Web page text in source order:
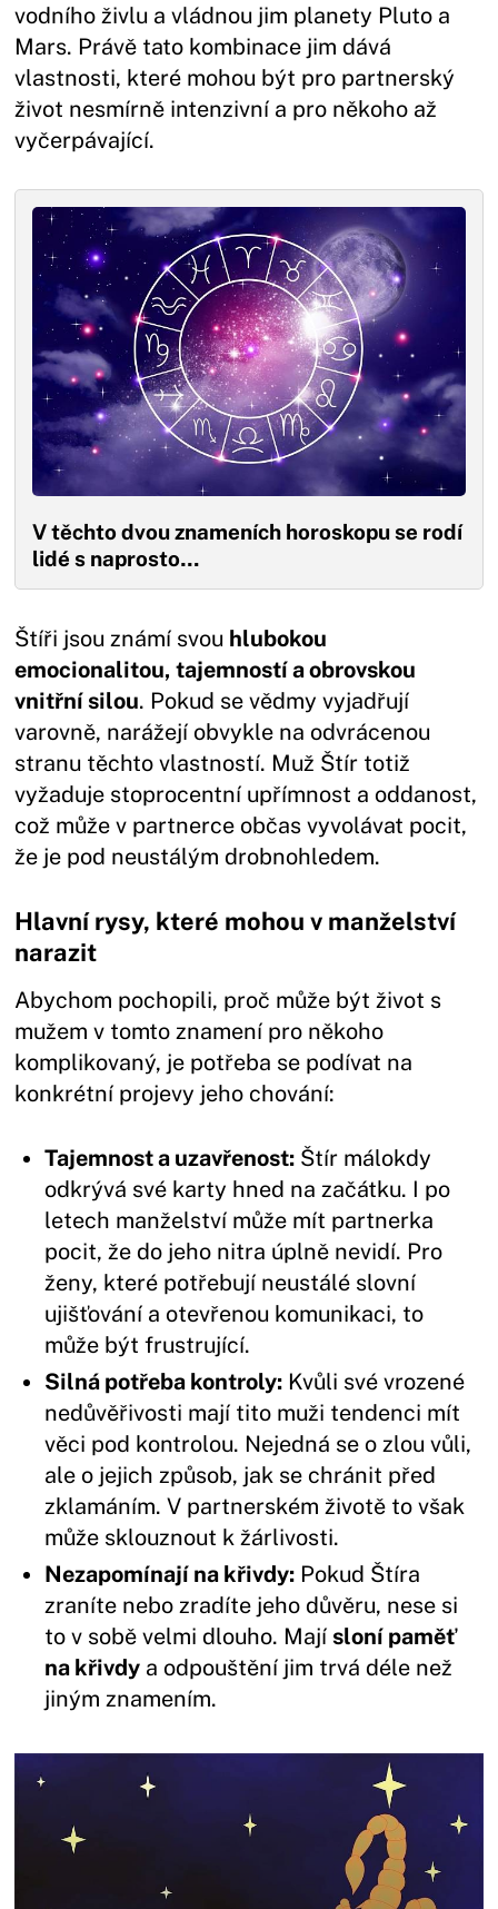
vodního živlu a vládnou jim planety Pluto a
Mars. Právě tato kombinace jim dává
vlastnosti, které mohou být pro partnerský
život nesmírně intenzivní a pro někoho až
vyčerpávající.
V těchto dvou znameních horoskopu se rodí
lidé s naprosto…
Štíři jsou známí svou hlubokou
emocionalitou, tajemností a obrovskou
vnitřní silou. Pokud se vědmy vyjadřují
varovně, narážejí obvykle na odvrácenou
stranu těchto vlastností. Muž Štír totiž
vyžaduje stoprocentní upřímnost a oddanost,
což může v partnerce občas vyvolávat pocit,
že je pod neustálým drobnohledem.
Hlavní rysy, které mohou v manželství
narazit
Abychom pochopili, proč může být život s
mužem v tomto znamení pro někoho
komplikovaný, je potřeba se podívat na
konkrétní projevy jeho chování:
Tajemnost a uzavřenost: Štír málokdy
odkrývá své karty hned na začátku. I po
letech manželství může mít partnerka
pocit, že do jeho nitra úplně nevidí. Pro
ženy, které potřebují neustálé slovní
ujišťování a otevřenou komunikaci, to
může být frustrující.
Silná potřeba kontroly: Kvůli své vrozené
nedůvěřivosti mají tito muži tendenci mít
věci pod kontrolou. Nejedná se o zlou vůli,
ale o jejich způsob, jak se chránit před
zklamáním. V partnerském životě to však
může sklouznout k žárlivosti.
Nezapomínají na křivdy: Pokud Štíra
zraníte nebo zradíte jeho důvěru, nese si
to v sobě velmi dlouho. Majísloní paměť
na křivdy a odpouštění jim trvá déle než
jiným znamením.